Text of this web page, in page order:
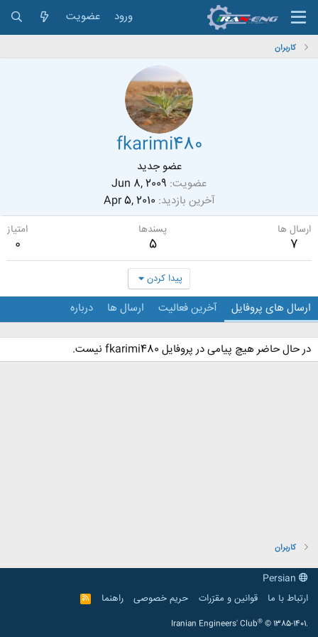
ورود عضویت
کاربران
fkarimi480
عضو جدید
عضویت Jun 8, 2009
آخرین بازدید Apr 5, 2010
ارسال ها
7
پسندها
5
امتیاز
0
پیدا کردن
ارسال های پروفایل آخرین فعالیت ارسال ها درباره
در حال حاضر هیچ پیامی در پروفایل fkarimi480 نیست.
کاربران
ارتباط با ما
قوانین و مقرّرات حریم خصوصی راهنما
R
S
Iranian Engineers' Club® © 1385-1401.